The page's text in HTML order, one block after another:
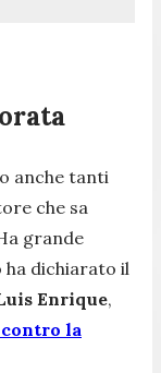
anche tanti
che sa
grande
ha dichiarato il
Enrique,
la